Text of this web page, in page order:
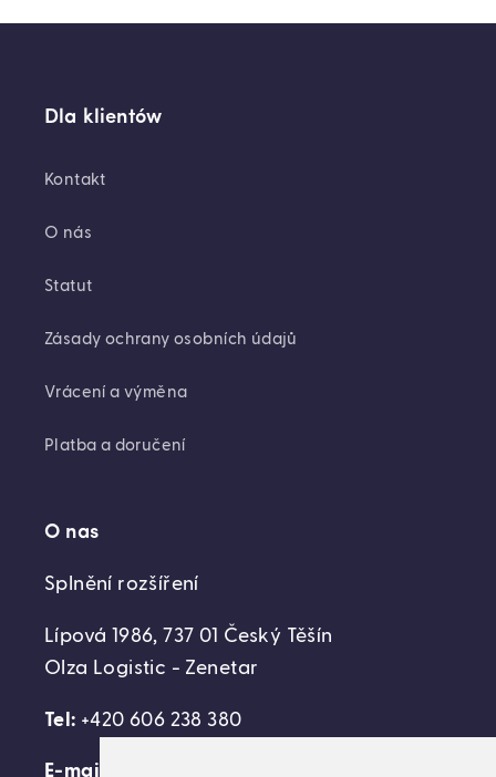
Dla klientów
Kontakt
O nás
Statut
Zásady ochrany osobních údajů
Vrácení a výměna
Platba a doručení
O nas
Splnění rozšíření
Lípová 1986, 737 01 Český Těšín
Olza Logistic - Zenetar
Tel: +420 606 238 380
E-mail: